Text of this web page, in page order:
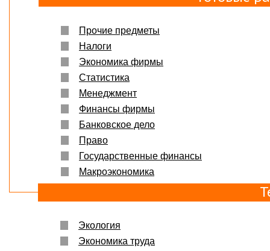
Прочие предметы
Налоги
Экономика фирмы
Статистика
Менеджмент
Финансы фирмы
Банковское дело
Право
Государственные финансы
Макроэкономика
Экология
Экономика труда